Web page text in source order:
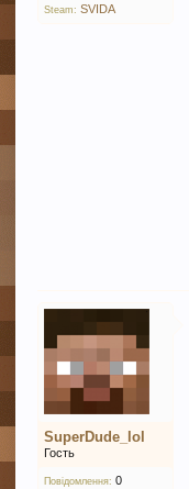
Steam: SVIDA
SuperDude_lol
Гость
Повідомлення: 0